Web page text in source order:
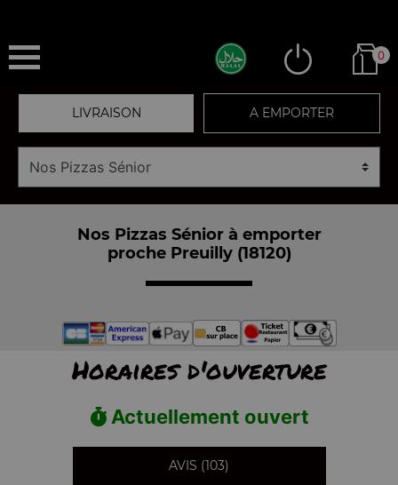
0
LIVRAISON A EMPORTER
Nos Pizzas Sénior à emporter
proche Preuilly (18120)
Horaires d'ouverture
Actuellement ouvert
AVIS (103)